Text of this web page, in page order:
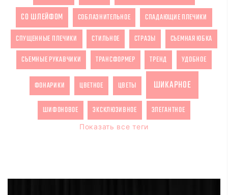
СО ШЛЕЙФОМ СОБЛАЗНИТЕЛЬНОЕ СПАДАЮЩИЕ ПЛЕЧИКИ
СПУЩЕННЫЕ ПЛЕЧИКИ СТИЛЬНОЕ СТРАЗЫ СЪЕМНАЯ ЮБКА
СЪЕМНЫЕ РУКАВЧИКИ ТРАНСФОРМЕР ТРЕНД УДОБНОЕ
ФОНАРИКИ ЦВЕТНОЕ ЦВЕТЫ ШИКАРНОЕ
ШИФОНОВОЕ ЭКСКЛЮЗИВНОЕ ЭЛЕГАНТНОЕ
Показать все теги